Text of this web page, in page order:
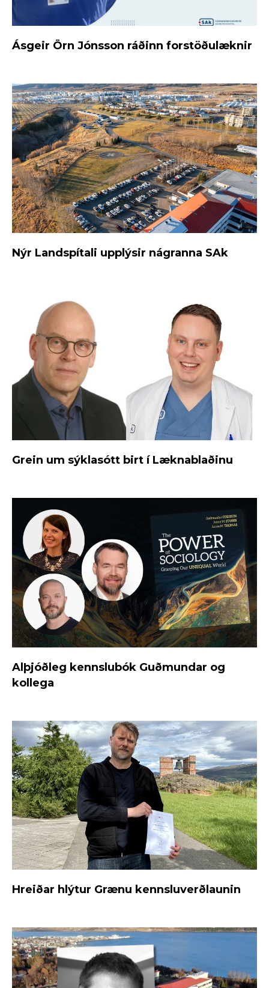
Ásgeir Örn Jónsson ráðinn forstöðulæknir
Nýr Landspítali upplýsir nágranna SAk
Grein um sýklasótt birt í Læknablaðinu
Alþjóðleg kennslubók Guðmundar og
kollega
Hreiðar hlýtur Grænu kennsluverðlaunin